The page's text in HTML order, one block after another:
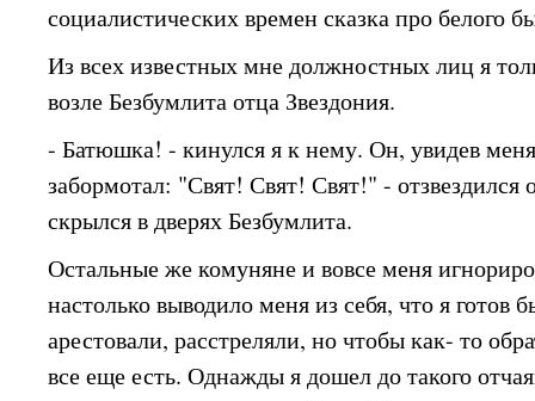
социалистических времен сказка про белого
Из всех известных мне должностных лиц я
возле Безбумлита отца Звездония.
- Батюшка! - кинулся я к нему. Он, увидев
забормотал: "Свят! Свят! Свят!" - отзвездился
скрылся в дверях Безбумлита.
Остальные же комуняне и вовсе меня
настолько выводило меня из себя, что я готов
арестовали, расстреляли, но чтобы как- то
все еще есть. Однажды я дошел до такого